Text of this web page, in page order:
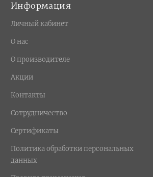
Информация
Личный кабинет
О нас
О производителе
Акции
Контакты
Сотрудничество
Сертификаты
Политика обработки персональных
данных